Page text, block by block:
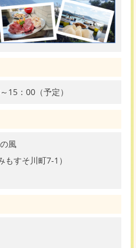
15：00（予定）
風
もすそ川町7-1）